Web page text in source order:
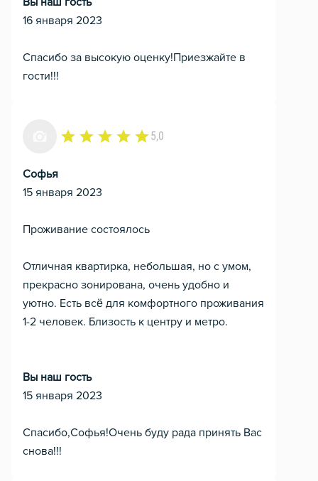
Вы наш гость
16 января 2023
Спасибо за высокую оценку!Приезжайте в
гости!!!
5,0
Софья
15 января 2023
Проживание состоялось
Отличная квартирка, небольшая, но с умом,
прекрасно зонирована, очень удобно и
уютно. Есть всё для комфортного проживания
1-2 человек. Близость к центру и метро.
Вы наш гость
15 января 2023
Спасибо,Софья!Очень буду рада принять Вас
снова!!!